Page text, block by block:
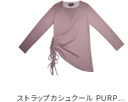
ストラップカシュクール PURPL